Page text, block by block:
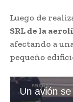
Luego de
SRL de la
afectando a
pequeño